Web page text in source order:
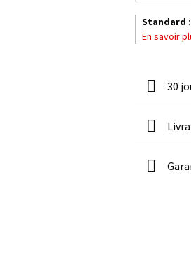
Standard :
En savoir
30